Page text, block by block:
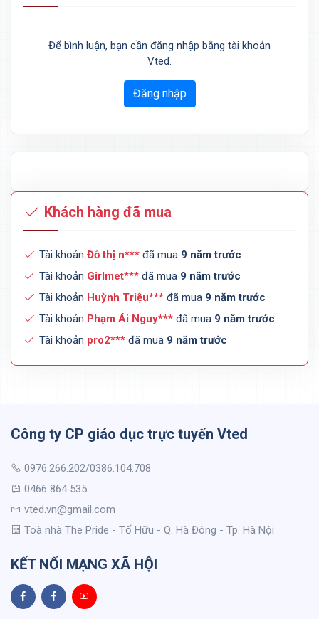
Để bình luận, bạn cần đăng nhập bằng tài khoản
Vted.
Đăng nhập
Khách hàng đã mua
Tài khoản Đỗ thị n***đã mua 9 năm trước
Tài khoản Girlmet***đã mua 9 năm trước
Tài khoản Huỳnh Triệu***đã mua 9 năm trước
Tài khoản Phạm Ái Nguy***đã mua 9 năm trước
Tài khoản pro2***đã mua 9 năm trước
Công ty CP giáo dục trực tuyến Vted
0976.266.202/0386.104.708
0466 864 535
vted.vn@gmail.com
Toà nhà The Pride - Tố Hữu - Q. Hà Đông - Tp. Hà Nội
KẾT NỐI MẠNG XÃ HỘI